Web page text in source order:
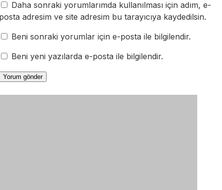
Daha sonraki yorumlarımda kullanılması için adım, e-
adresim ve site adresim bu tarayıcıya kaydedilsin.
Beni sonraki yorumlar için e-posta ile bilgilendir.
Beni yeni yazılarda e-posta ile bilgilendir.